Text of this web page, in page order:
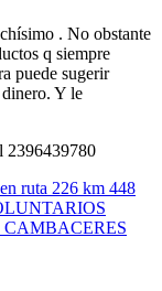
. No obstante
q siempre
puede sugerir
Y le
2396439780
ruta 226 km 448